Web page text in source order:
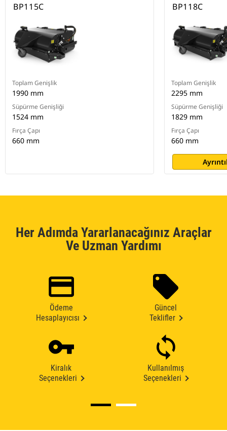
BP115C
Toplam Genişlik
1990 mm
Süpürme Genişliği
1524 mm
Fırça Çapı
660 mm
BP118C
Toplam Genişlik
2295 mm
Süpürme Genişliği
1829 mm
Fırça Çapı
660 mm
Her Adımda Yararlanacağınız Araçlar
Ve Uzman Yardımı
Ödeme
Hesaplayıcısı
Güncel
Teklifler
Kiralık
Seçenekleri
Kullanılmış
Seçenekleri